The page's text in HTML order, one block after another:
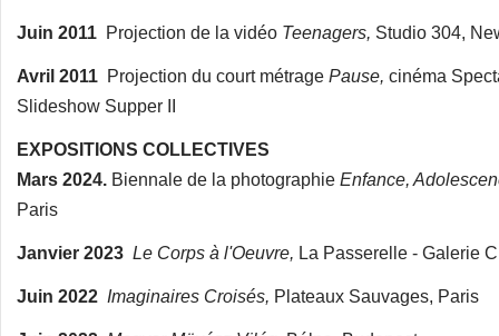
Juin 2011 Projection de la vidéo Teenagers, Studio 304,
Avril 2011 Projection du court métrage Pause, cinéma
Slideshow Supper II
EXPOSITIONS COLLECTIVES
Mars 2024. Biennale de la photographie Enfance,
Paris
Janvier 2023 Le Corps à l'Oeuvre, La Passerelle - Galerie
Juin 2022 Imaginaires Croisés, Plateaux Sauvages, Paris